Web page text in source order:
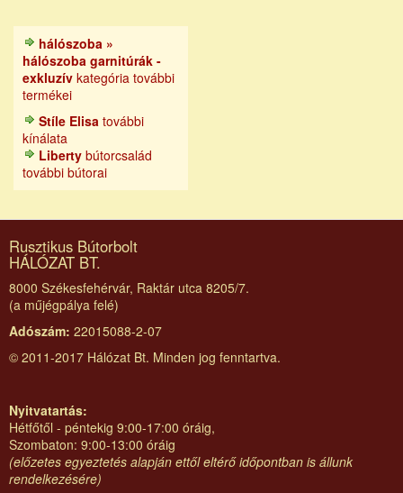
hálószoba »
hálószoba garnitúrák -
exkluzív kategória további
termékei
Stíle Elisa további
kínálata
Liberty bútorcsalád
további bútorai
Rusztikus Bútorbolt
HÁLÓZAT BT.
8000 Székesfehérvár, Raktár utca 8205/7.
(a műjégpálya felé)
Adószám: 22015088-2-07
© 2011-2017 Hálózat Bt. Minden jog fenntartva.
Nyitvatartás:
Hétfőtől - péntekig 9:00-17:00 óráig,
Szombaton: 9:00-13:00 óráig
(előzetes egyeztetés alapján ettől eltérő időpontban is állunk
rendelkezésére)